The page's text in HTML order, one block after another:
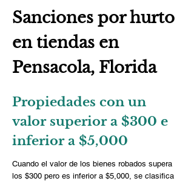
Sanciones por hurto
en tiendas en
Pensacola, Florida
Propiedades con un
valor superior a $300 e
inferior a $5,000
Cuando el valor de los bienes robados supera
los $300 pero es inferior a $5,000, se clasifica